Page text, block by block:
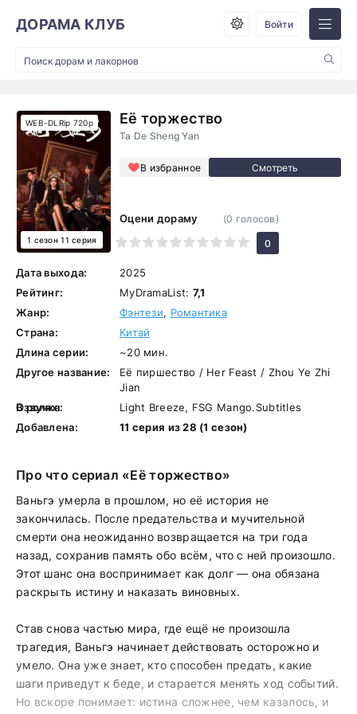
ДОРАМА КЛУБ Войти
Её торжество
Ta De Sheng Yan
В избранное
WEB-DLRip 720p
1 сезон 11 серия
Оцени дораму
1
2 3 4 5 7 8 9 10
(0 голосов)
0
Дата выхода:
2025
Рейтинг:
MyDramaList: 7,1
Жанр:
Фэнтези, Романтика
Страна:
Китай
Длина серии:
~20 мин.
Другое название:
Её пиршество / Her Feast / Zhou Ye Zhi
Jian
В ролях:
Озвучка:
Light Breeze, FSG Mango.Subtitles
Добавлена:
11 серия из 28 (1 сезон)
Про что сериал «Её торжество»
Ваньгэ умерла в прошлом, но её история не
закончилась. После предательства и мучительной
смерти она неожиданно возвращается на три года
назад, сохранив память обо всём, что с ней произошло.
Этот шанс она воспринимает как долг — она обязана
раскрыть истину и наказать виновных.
Став снова частью мира, где ещё не произошла
трагедия, Ваньгэ начинает действовать осторожно и
умело. Она уже знает, кто способен предать, какие
шаги приведут к беде, и старается менять ход событий.
Но вскоре понимает: истина сложнее, чем казалось, и